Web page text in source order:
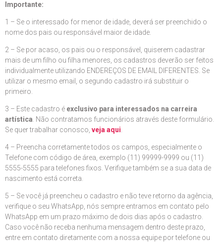
Importante:
1 – Se o interessado for menor de idade, deverá ser preenchido o
nome dos pais ou responsável maior de idade.
2 – Se por acaso, os pais ou o responsável, quiserem cadastrar
mais de um filho ou filha menores, os cadastros deverão ser feitos
individualmente utilizando ENDEREÇOS DE EMAIL DIFERENTES. Se
utilizar o mesmo email, o segundo cadastro irá substituir o
primeiro.
3 – Este cadastro é exclusivo para interessados na carreira
artística . Não contratamos funcionários através deste formulário.
Se quer trabalhar conosco, veja aqui
4 – Preencha corretamente todos os campos, especialmente o
Telefone com código de área, exemplo (11) 99999-9999 ou (11)
5555-5555 para telefones fixos. Verifique também se a sua data de
nascimento está correta.
5 – Se você já preencheu o cadastro e não teve retorno da agência,
verifique o seu WhatsApp, nós sempre entramos em contato pelo
WhatsApp em um prazo máximo de dois dias após o cadastro.
Caso você não receba nenhuma mensagem dentro deste prazo,
entre em contato diretamente com a nossa equipe por telefone ou